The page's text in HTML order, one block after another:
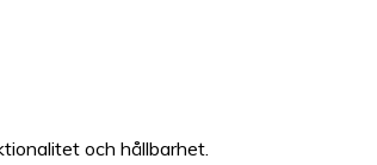
och hållbarhet.